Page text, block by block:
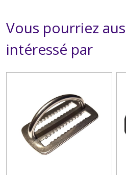
Vous pourriez
intéressé par